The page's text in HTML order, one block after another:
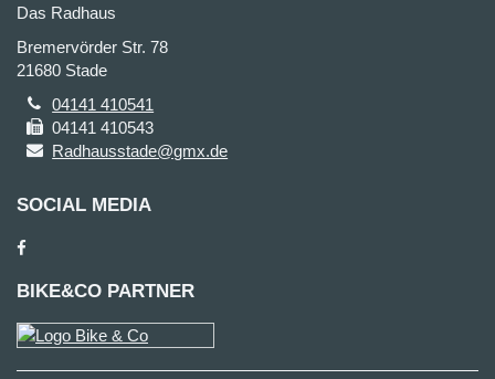
Das Radhaus
Bremervörder Str. 78
21680 Stade
04141 410541
04141 410543
Radhausstade@gmx.de
SOCIAL MEDIA
BIKE&CO PARTNER